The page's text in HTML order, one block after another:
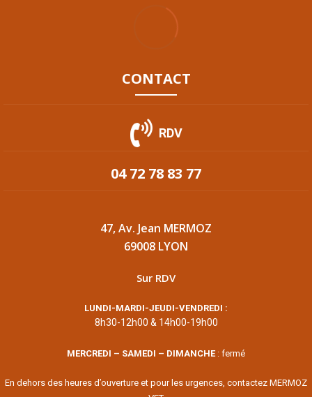
CONTACT
RDV
04 72 78 83 77
47, Av. Jean MERMOZ
69008 LYON
Sur RDV
LUNDI-MARDI-JEUDI-VENDREDI :
8h30-12h00 & 14h00-19h00
MERCREDI – SAMEDI – DIMANCHE : fermé
En dehors des heures d’ouverture et pour les urgences, contactez MERMOZ